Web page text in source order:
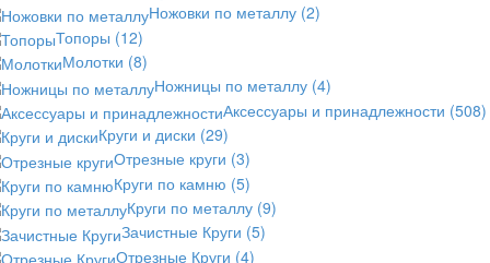
Ножовки по металлу (2)
Топоры (12)
Молотки (8)
Ножницы по металлу (4)
Аксессуары и принадлежности (508)
Круги и диски (29)
Отрезные круги (3)
Круги по камню (5)
Круги по металлу (9)
Зачистные Круги (5)
Отрезные Круги (4)